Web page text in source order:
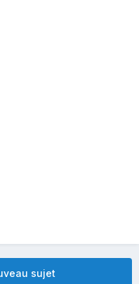
sujet